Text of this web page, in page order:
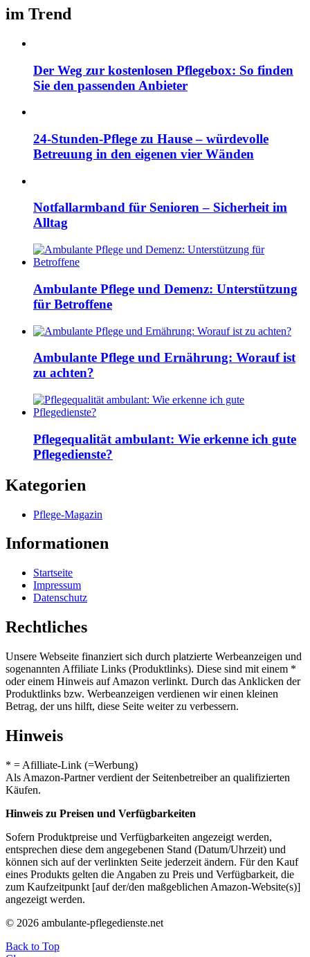
im Trend
Der Weg zur kostenlosen Pflegebox: So finden
Sie den passenden Anbieter
24-Stunden-Pflege zu Hause – würdevolle
Betreuung in den eigenen vier Wänden
Notfallarmband für Senioren – Sicherheit im
Alltag
Ambulante Pflege und Demenz: Unterstützung
für Betroffene
Ambulante Pflege und Ernährung: Worauf ist
zu achten?
Pflegequalität ambulant: Wie erkenne ich gute
Pflegedienste?
Kategorien
Pflege-Magazin
Informationen
Startseite
Impressum
Datenschutz
Rechtliches
Unsere Webseite finanziert sich durch platzierte Werbeanzeigen und
sogenannten Affiliate Links (Produktlinks). Diese sind mit einem *
oder einem Hinweis auf Amazon verlinkt. Durch das Anklicken der
Produktlinks bzw. Werbeanzeigen verdienen wir einen kleinen
Betrag, der uns hilft, diese Seite weiter zu verbessern.
Hinweis
* = Afilliate-Link (=Werbung)
Als Amazon-Partner verdient der Seitenbetreiber an qualifizierten
Käufen.
Hinweis zu Preisen und Verfügbarkeiten
Sofern Produktpreise und Verfügbarkeiten angezeigt werden,
entsprechen diese dem angegebenen Stand (Datum/Uhrzeit) und
können sich auf der verlinkten Seite jederzeit ändern. Für den Kauf
eines Produkts gelten die Angaben zu Preis und Verfügbarkeit, die
zum Kaufzeitpunkt [auf der/den maßgeblichen Amazon-Website(s)]
angezeigt werden.
© 2026 ambulante-pflegedienste.net
Back to Top